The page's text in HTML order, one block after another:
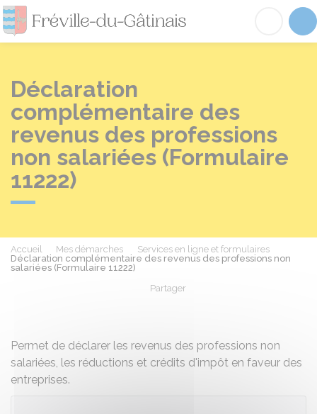
Fréville-du-
Déclaration
complémentaire des
revenus des professions
non salariées (Formulaire
11222)
Accueil Mes démarches
Services en ligne et formulaires
Déclaration complémentaire des revenus des professions non
salariées (Formulaire 11222)
Partager
Permet de déclarer les revenus des professions non
salariées, les réductions et crédits d'impôt en faveur des
entreprises.